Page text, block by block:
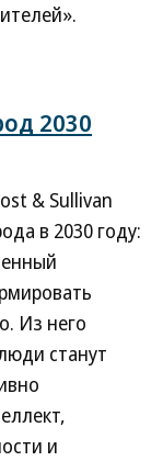
2030
& Sullivan
в 2030 году:
Из него
станут
и